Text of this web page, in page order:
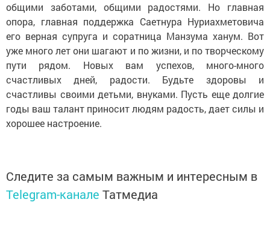
общими заботами, общими радостями. Но главная
опора, главная поддержка Саетнура Нуриахметовича
его верная супруга и соратница Манзума ханум. Вот
уже много лет они шагают и по жизни, и по творческому
пути рядом. Новых вам успехов, много-много
счастливых дней, радости. Будьте здоровы и
счастливы своими детьми, внуками. Пусть еще долгие
годы ваш талант приносит людям радость, дает силы и
хорошее настроение.
Следите за самым важным и интересным в
Telegram-канале Татмедиа